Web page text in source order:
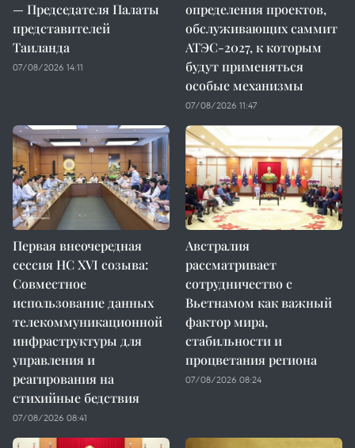
— Председателя Палаты
представителей
Таиланда
07/08/2026 14:11
определения проектов,
обслуживающих саммит
АТЭС-2027, к которым
будут применяться
особые механизмы
07/08/2026 11:47
Первая внеочередная
сессия НС XVI созыва:
Совместное
использование данных
телекоммуникационной
инфраструктуры для
управления и
реагирования на
стихийные бедствия
07/08/2026 08:41
Австралия
рассматривает
сотрудничество с
Вьетнамом как важный
фактор мира,
стабильности и
процветания региона
07/08/2026 08:24